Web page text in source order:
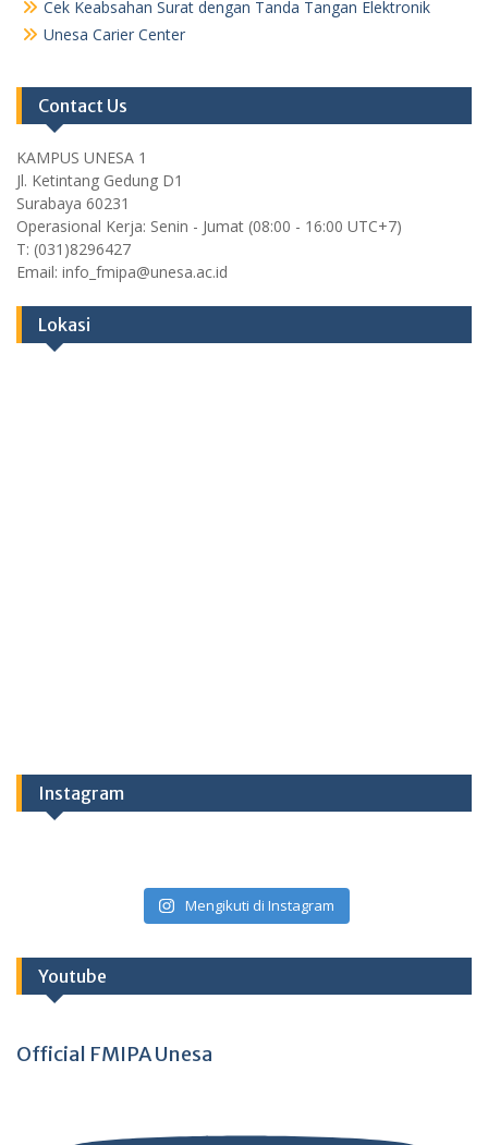
Cek Keabsahan Surat dengan Tanda Tangan Elektronik
Unesa Carier Center
Contact Us
KAMPUS UNESA 1
Jl. Ketintang Gedung D1
Surabaya 60231
Operasional Kerja: Senin - Jumat (08:00 - 16:00 UTC+7)
T: (031)8296427
Email: info_fmipa@unesa.ac.id
Lokasi
Instagram
Mengikuti di Instagram
Youtube
Official FMIPA Unesa